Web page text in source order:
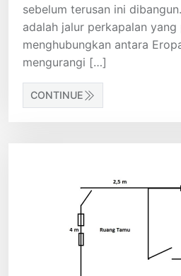
sebelum terusan ini
adalah jalur perkapalan
menghubungkan antara
mengurangi […]
CONTINUE